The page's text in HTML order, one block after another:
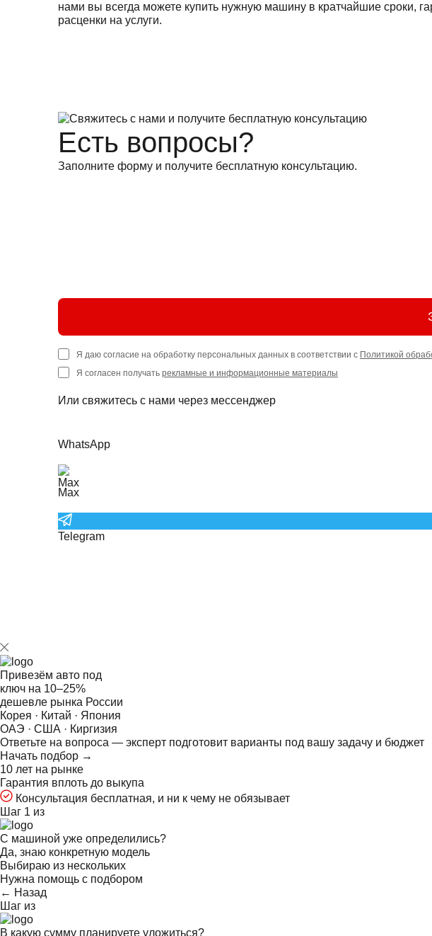
нами вы всегда можете купить нужную машину в кратчайшие сроки,
расценки на услуги.
Есть вопросы?
Заполните форму и получите бесплатную консультацию.
Я даю согласие на обработку персональных данных в соответствии с Политикой
Я согласен получать рекламные и информационные материалы
Или свяжитесь с нами через мессенджер
WhatsApp
Max
Telegram
Привезём авто под
ключ на 10–25%
дешевле рынка России
Корея · Китай · Япония
ОАЭ · США · Киргизия
Ответьте на вопроса — эксперт подготовит варианты под вашу задачу и бюджет
Начать подбор →
10 лет на рынке
Гарантия вплоть до выкупа
Консультация бесплатная, и ни к чему не обязывает
Шаг 1 из
С машиной уже определились?
Да, знаю конкретную модель
Выбираю из нескольких
Нужна помощь с подбором
← Назад
Шаг из
В какую сумму планируете уложиться?